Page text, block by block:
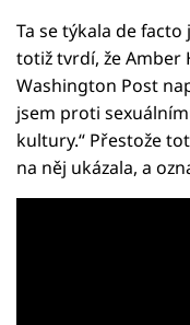
Ta se týkala de
totiž tvrdí, že Amber
Washington Post
jsem proti
kultury.“ Přestože
na něj ukázala, a